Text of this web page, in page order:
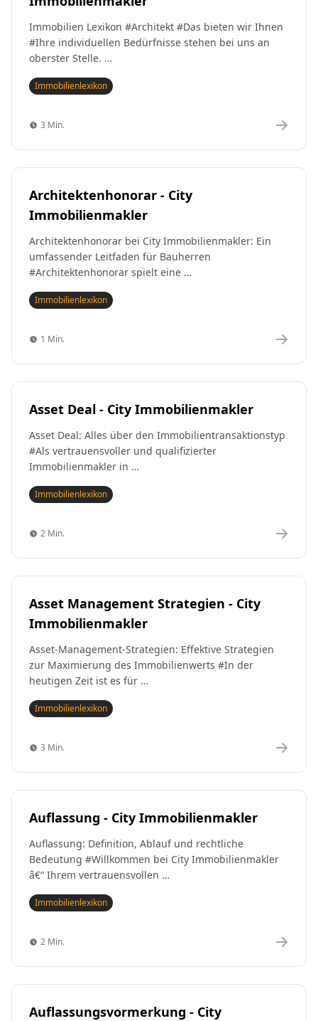
Immobilien Lexikon #Architekt #Das bieten wir Ihnen
#Ihre individuellen Bedürfnisse stehen bei uns an
oberster Stelle. …
Immobilienlexikon
3 Min.
Architektenhonorar - City
Immobilienmakler
Architektenhonorar bei City Immobilienmakler: Ein
umfassender Leitfaden für Bauherren
#Architektenhonorar spielt eine …
Immobilienlexikon
1 Min.
Asset Deal - City Immobilienmakler
Asset Deal: Alles über den Immobilientransaktionstyp
#Als vertrauensvoller und qualifizierter
Immobilienmakler in …
Immobilienlexikon
2 Min.
Asset Management Strategien - City
Immobilienmakler
Asset-Management-Strategien: Effektive Strategien
zur Maximierung des Immobilienwerts #In der
heutigen Zeit ist es für …
Immobilienlexikon
3 Min.
Auflassung - City Immobilienmakler
Auflassung: Definition, Ablauf und rechtliche
Bedeutung #Willkommen bei City Immobilienmakler
â€“ Ihrem vertrauensvollen …
Immobilienlexikon
2 Min.
Auflassungsvormerkung - City